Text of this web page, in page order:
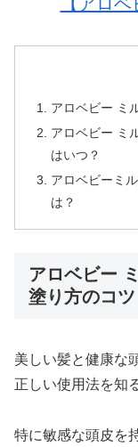
アロベビー ミ
アロベビー ミ
はいつ？
アロベビーミ
は？
アロベビー
塗り方のコツ
美しい髪と健康な
正しい使用法を知
特に敏感な頭皮を